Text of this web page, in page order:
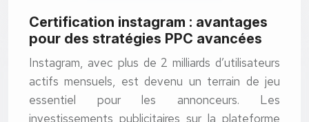
Certification instagram : avantages
pour des stratégies PPC avancées
Instagram, avec plus de 2 milliards d’utilisateurs
actifs mensuels, est devenu un terrain de jeu
essentiel pour les annonceurs. Les
investissements publicitaires sur la plateforme